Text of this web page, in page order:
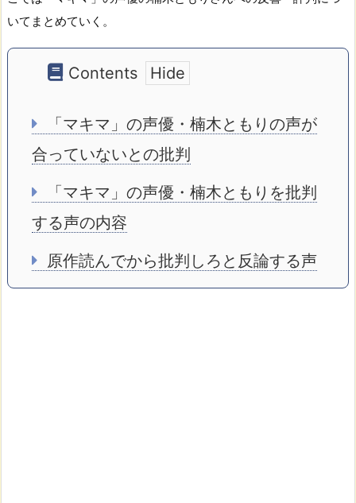
いてまとめていく。
Contents
「マキマ」の声優・楠木ともりの声が
合っていないとの批判
「マキマ」の声優・楠木ともりを批判
する声の内容
原作読んでから批判しろと反論する声